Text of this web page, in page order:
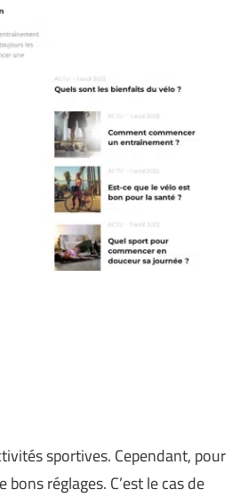
sportives. Cependant, pour
réglages. C’est le cas de